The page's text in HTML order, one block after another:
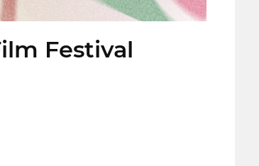
Festival